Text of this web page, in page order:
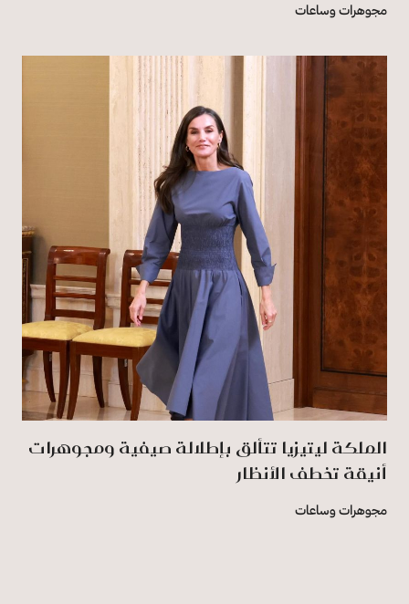
مجوهرات وساعات
الملكة ليتيزيا تتألق بإطلالة صيفية ومجوهرات
أنيقة تخطف الأنظار
مجوهرات وساعات